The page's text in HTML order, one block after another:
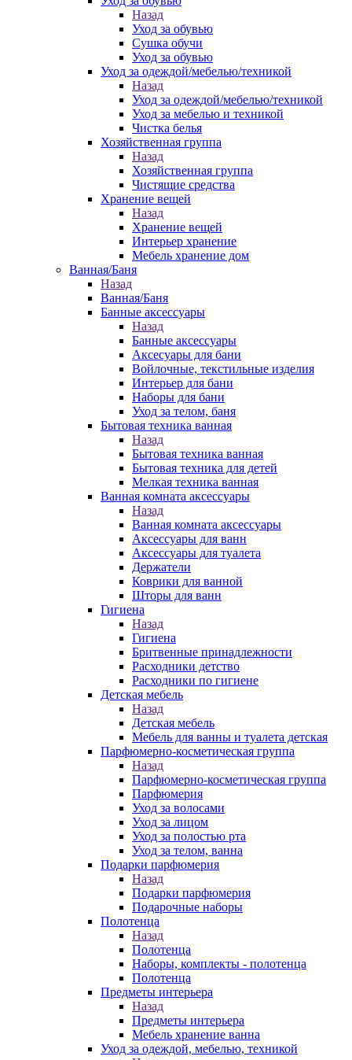
Назад
Уход за обувью
Сушка обучи
Уход за обувью
Уход за одеждой/мебелью/техникой
Назад
Уход за одеждой/мебелью/техникой
Уход за мебелью и техникой
Чистка белья
Хозяйственная группа
Назад
Хозяйственная группа
Чистящие средства
Хранение вещей
Назад
Хранение вещей
Интерьер хранение
Мебель хранение дом
Ванная/Баня
Назад
Ванная/Баня
Банные аксессуары
Назад
Банные аксессуары
Аксесуары для бани
Войлочные, текстильные изделия
Интерьер для бани
Наборы для бани
Уход за телом, баня
Бытовая техника ванная
Назад
Бытовая техника ванная
Бытовая техника для детей
Мелкая техника ванная
Ванная комната аксессуары
Назад
Ванная комната аксессуары
Аксессуары для ванн
Аксессуары для туалета
Держатели
Коврики для ванной
Шторы для ванн
Гигиена
Назад
Гигиена
Бритвенные принадлежности
Расходники детство
Расходники по гигиене
Детская мебель
Назад
Детская мебель
Мебель для ванны и туалета детская
Парфюмерно-косметическая группа
Назад
Парфюмерно-косметическая группа
Парфюмерия
Уход за волосами
Уход за лицом
Уход за полостью рта
Уход за телом, ванна
Подарки парфюмерия
Назад
Подарки парфюмерия
Подарочные наборы
Полотенца
Назад
Полотенца
Наборы, комплекты - полотенца
Полотенца
Предметы интерьера
Назад
Предметы интерьера
Мебель хранение ванна
Уход за одеждой, мебелью, техникой